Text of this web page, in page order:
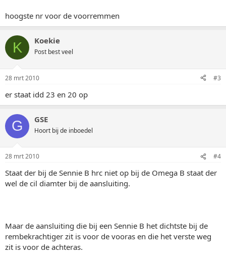
hoogste nr voor de voorremmen
K Koekie
Post best veel
28 mrt 2010 #3
er staat idd 23 en 20 op
G GSE
Hoort bij de inboedel
28 mrt 2010 #4
Staat der bij de Sennie B hrc niet op bij de Omega B staat der
wel de cil diamter bij de aansluiting.
Maar de aansluiting die bij een Sennie B het dichtste bij de
rembekrachtiger zit is voor de vooras en die het verste weg
zit is voor de achteras.